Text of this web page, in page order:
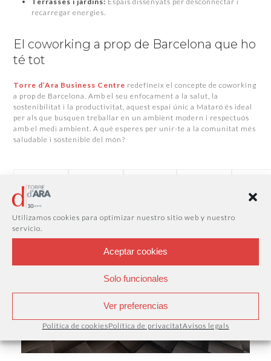
Utilizamos cookies para optimizar nuestro sitio web y nuestro
servicio.
Aceptar cookies
Solo funcionales
Ver preferencias
Política de cookiesPolítica de privacitatAvisos legals
recarregar energies.
El coworking a prop de Barcelona que ho
té tot
Torre d’Ara Business Centre redefineix el concepte de coworking
a prop de Barcelona. Amb el seu enfocament a la salut, la
sostenibilitat i la productivitat, aquest espai únic a Mataró és ideal
per als que busquen treballar en un ambient modern i respectuós
amb el medi ambient. A què esperes per unir-te a la comunitat més
saludable i sostenible del món?